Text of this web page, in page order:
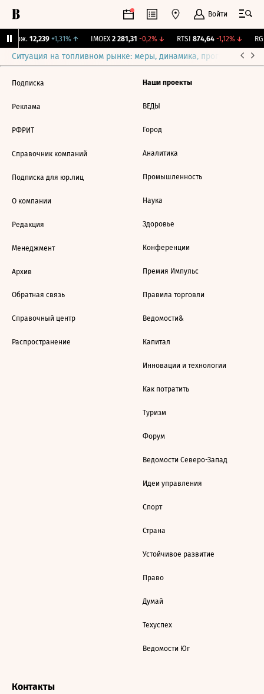
Войти
Бирж. 12,239 +1,31%↑ IMOEX 2 281,31 -0,2%↓ RTSI 874,64 -1,12%↓
Ситуация на топливном рынке: меры, динамика, прогнозы
Подписка
Реклама
РФРИТ
Справочник компаний
Подписка для юр.лиц
О компании
Редакция
Менеджмент
Архив
Обратная связь
Справочный центр
Распространение
Наши проекты
ВЕДЫ
Город
Аналитика
Промышленность
Наука
Здоровье
Конференции
Премия Импульс
Правила торговли
Ведомости&
Капитал
Инновации и технологии
Как потратить
Туризм
Форум
Ведомости Северо-Запад
Идеи управления
Спорт
Страна
Устойчивое развитие
Право
Думай
Техуспех
Ведомости Юг
Контакты